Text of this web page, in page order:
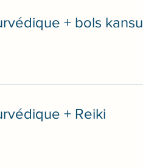
+ bols kansu
+ Reiki